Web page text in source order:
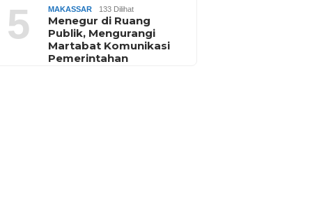
5 MAKASSAR 133 Dilihat
Menegur di Ruang
Publik, Mengurangi
Martabat Komunikasi
Pemerintahan